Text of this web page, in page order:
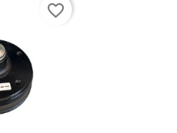
favorite_border